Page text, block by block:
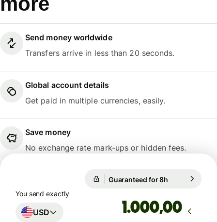
Send money worldwide
Transfers arrive in less than 20 seconds.
Global account details
Get paid in multiple currencies, easily.
Save money
No exchange rate mark-ups or hidden fees.
Guaranteed for 8h
You send exactly
USD ,00